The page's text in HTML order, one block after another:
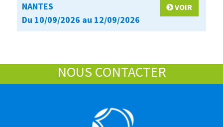
NANTES
Du 10/09/2026 au 12/09/2026
VOIR
NOUS CONTACTER